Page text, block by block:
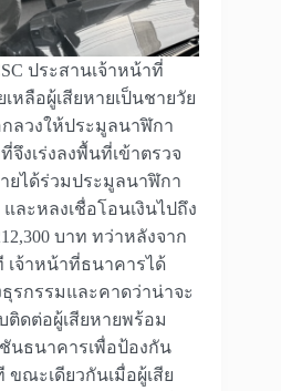
ประสานเจ้าหน้าที่
หลือผู้เสียหายเป็นชายวัย
ลวงให้ประมูลนาฬิกา
จึงเร่งลงพื้นที่เข้าตรวจ
ยได้ร่วมประมูลนาฬิกา
ละหลงเชื่อโอนเงินไปถึง
บาท ทว่าหลังจาก
เจ้าหน้าที่ธนาคารได้
รกรรมและคาดว่าน่าจะ
ติดต่อผู้เสียหายพร้อม
นธนาคารเพื่อป้องกัน
ขณะเดียวกันเมื่อผู้เสีย